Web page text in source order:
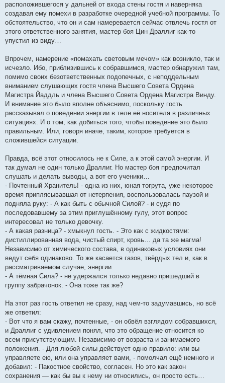
расположившегося у дальней от входа стены гостя и наверняка
создавая ему помехи в разработке очередной учебной программы. То
обстоятельство, что он и сам намеревается сейчас отвлечь гостя от
этого ответственного занятия, мастер боя Цин Драллиг как-то
упустил из виду…
Впрочем, намерение «помахать световым мечом» как возникло, так и
исчезло. Ибо, приблизившись к собравшимся, мастер обнаружил там,
помимо своих безответственных подопечных, с неподдельным
вниманием слушающих гостя члена Высшего Совета Ордена
Магистра Йаддль и члена Высшего Совета Ордена Магистра Винду.
И внимание это было вполне объяснимо, поскольку гость
рассказывал о поведении энергии в теле её носителя в различных
ситуациях. И о том, как добиться того, чтобы поведение это было
правильным. Или, говоря иначе, таким, которое требуется в
сложившейся ситуации.
Правда, всё этот относилось не к Силе, а к этой самой энергии. И
так думал не один только Драллиг. Но мастер боя предпочитал
слушать и делать выводы, а вот его ученики…
- Почтенный Хранитель! - одна из них, юная тогрута, уже некоторое
время приплясывавшая от нетерпения, воспользовалась паузой и
подняла руку: - А как быть с обычной Силой? - и судя по
последовавшему за этим приглушённому гулу, этот вопрос
интересовал не только девочку.
- А какая разница? - хмыкнул гость. - Это как с жидкостями:
дистиллированная вода, чистый спирт, кровь… да та же магма!
Независимо от химического состава, в одинаковых условиях они
ведут себя одинаково. То же касается газов, твёрдых тел и, как в
рассматриваемом случае, энергии.
- А тёмная Сила? - не удержался только недавно пришедший в
группу забрачонок. - Она тоже так же?
На этот раз гость ответил не сразу, над чем-то задумавшись, но всё
же ответил:
- Вот что я вам скажу, почтенные, - он обвёл взглядом собравшихся,
и Драллиг с удивлением понял, что это обращение относится ко
всем присутствующим. Независимо от возраста и занимаемого
положения. - Для любой силы действует одно правило: или вы
управляете ею, или она управляет вами, - помолчал ещё немного и
добавил: - Пакостное свойство, согласен. Но это как закон
сохранения — как бы вы к нему ни относились, он просто есть…